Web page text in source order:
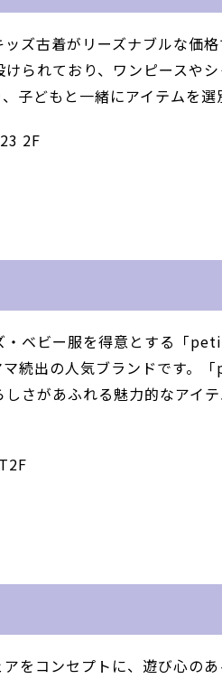
ズ古着がリーズナブルな価
られており、ワンピースや
子どもと一緒にアイテムを選
2F
ベビー服を得意とする「
続出の人気ブランドです。
さがあふれる魅力的なアイ
をコンセプトに、遊び心の